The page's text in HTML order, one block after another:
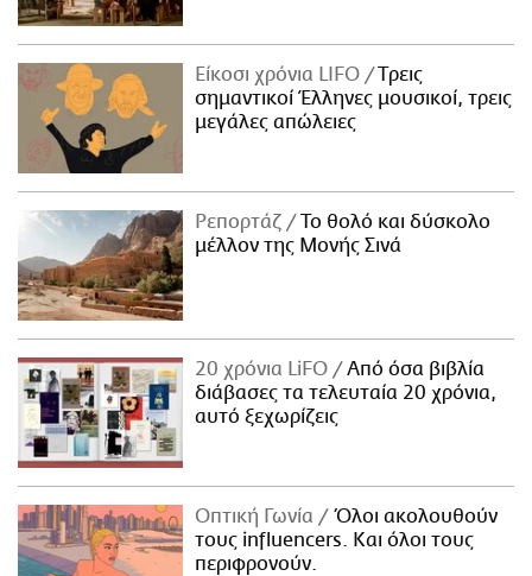
Είκοσι χρόνια LIFO
Tρεις
σημαντικοί Έλληνες μουσικοί, τρεις
μεγάλες απώλειες
Ρεπορτάζ
Το θολό και δύσκολο
μέλλον της Μονής Σινά
20 χρόνια LiFO
Από όσα βιβλία
διάβασες τα τελευταία 20 χρόνια,
αυτό ξεχωρίζεις
Οπτική Γωνία
Όλοι ακολουθούν
τους influencers. Και όλοι τους
περιφρονούν.